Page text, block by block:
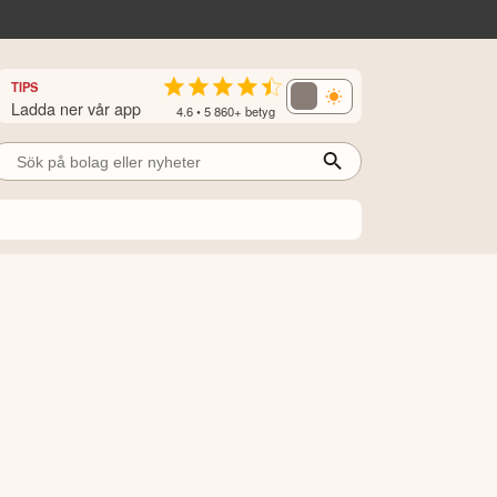
TIPS
Ladda ner vår app 4.6 • 5 860+ betyg